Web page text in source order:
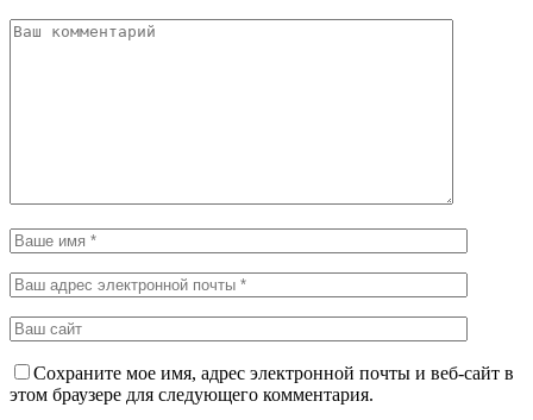
Сохраните мое имя, адрес электронной почты и веб-сайт в
этом браузере для следующего комментария.